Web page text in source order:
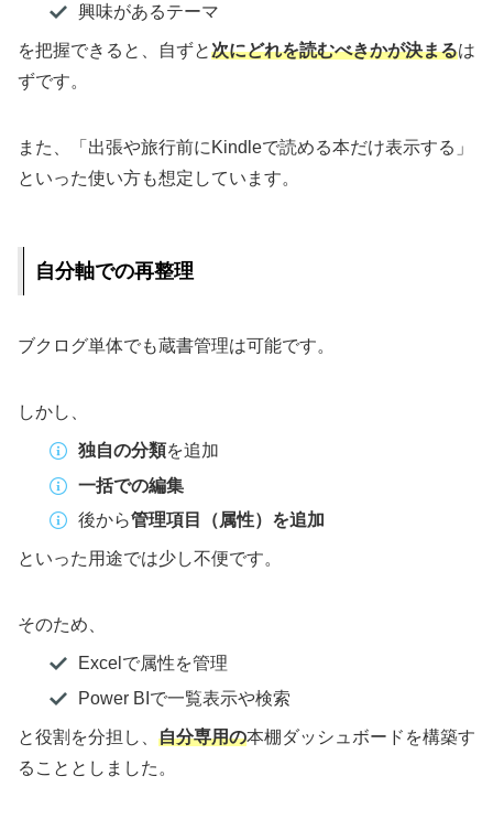
興味があるテーマ
を把握できると、自ずと次にどれを読むべきかが決まるは
ずです。
また、「出張や旅行前にKindleで読める本だけ表示する」
といった使い方も想定しています。
自分軸での再整理
ブクログ単体でも蔵書管理は可能です。
しかし、
独自の分類を追加
一括での編集
後から管理項目（属性）を追加
といった用途では少し不便です。
そのため、
Excelで属性を管理
Power BIで一覧表示や検索
と役割を分担し、 自分専用の本棚ダッシュボードを構築す
ることとしました。